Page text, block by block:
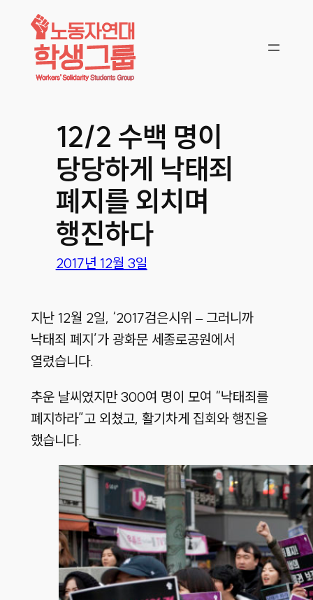
콘텐츠로
바로가기
12/2 수백 명이
당당하게 낙태죄
폐지를 외치며
행진하다
2017년 12월 3일
지난 12월 2일, ‘2017검은시위 – 그러니까
낙태죄 폐지’가 광화문 세종로공원에서
열렸습니다.
추운 날씨였지만 300여 명이 모여 “낙태죄를
폐지하라”고 외쳤고, 활기차게 집회와 행진을
했습니다.